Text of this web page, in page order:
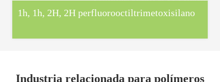
1h, 1h, 2H, 2H perfluorooctiltrimetoxisilano
Industria relacionada para polímeros